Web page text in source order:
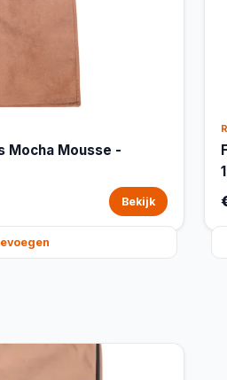
Mocha Mousse -
Bekijk